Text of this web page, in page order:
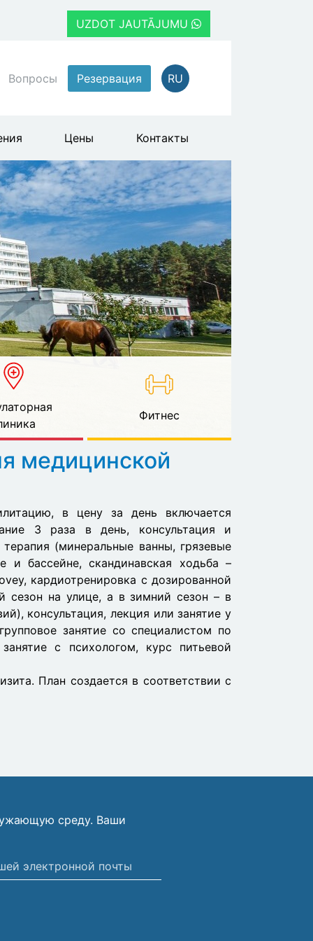
UZDOT JAUTĀJUMU
Вопросы Резервация RU
Цены Контакты
Фитнес
медицинской
в цену за день включается
3 раза в день, консультация и
(минеральные ванны, грязевые
и бассейне, скандинавская ходьба –
кардиотренировка с дозированной
сезон на улице, а в зимний сезон – в
консультация, лекция или занятие у
занятие со специалистом по
с психологом, курс питьевой
План создается в соответствии с
среду. Ваши